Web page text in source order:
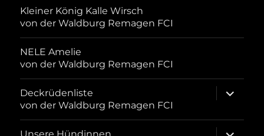
Kleiner König Kalle Wirsch
von der Waldburg Remagen FCI
NELE Amelie
von der Waldburg Remagen FCI
Deckrüdenliste
von der Waldburg Remagen FCI
öffnen